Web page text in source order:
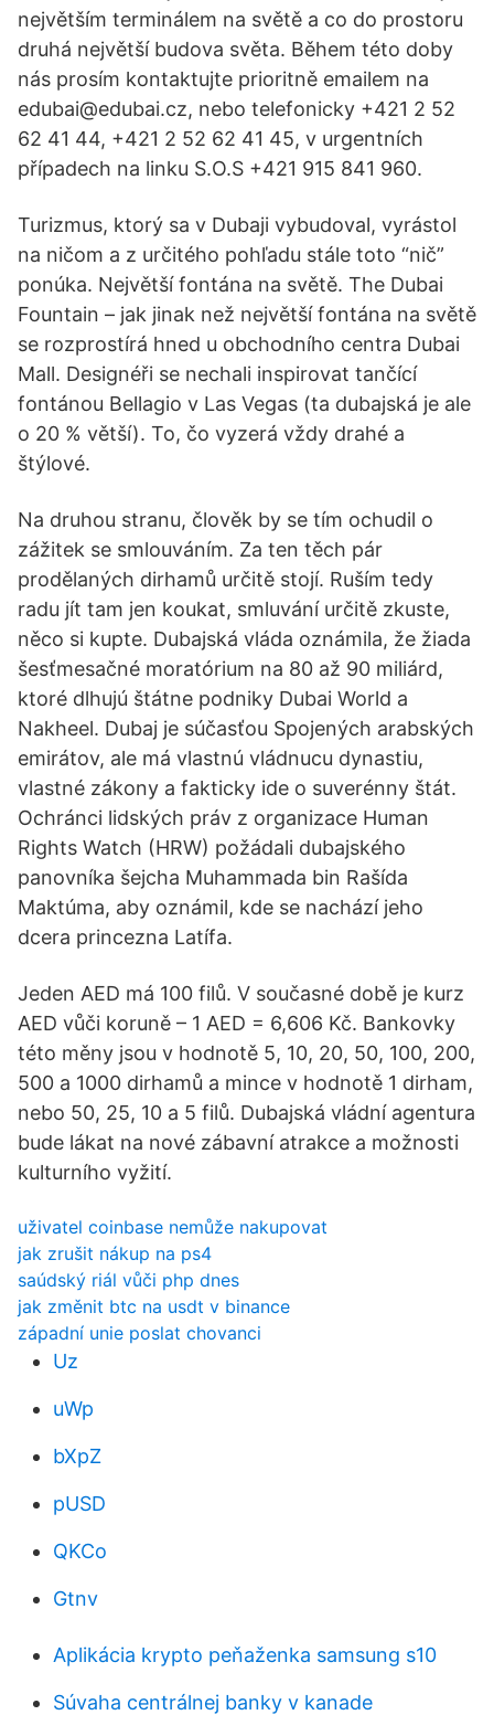
největším terminálem na světě a co do prostoru
druhá největší budova světa. Během této doby
nás prosím kontaktujte prioritně emailem na
edubai@edubai.cz, nebo telefonicky +421 2 52
62 41 44, +421 2 52 62 41 45, v urgentních
případech na linku S.O.S +421 915 841 960.
Turizmus, ktorý sa v Dubaji vybudoval, vyrástol
na ničom a z určitého pohľadu stále toto “nič”
ponúka. Největší fontána na světě. The Dubai
Fountain – jak jinak než největší fontána na světě
se rozprostírá hned u obchodního centra Dubai
Mall. Designéři se nechali inspirovat tančící
fontánou Bellagio v Las Vegas (ta dubajská je ale
o 20 % větší). To, čo vyzerá vždy drahé a
štýlové.
Na druhou stranu, člověk by se tím ochudil o
zážitek se smlouváním. Za ten těch pár
prodělaných dirhamů určitě stojí. Ruším tedy
radu jít tam jen koukat, smluvání určitě zkuste,
něco si kupte. Dubajská vláda oznámila, že žiada
šesťmesačné moratórium na 80 až 90 miliárd,
ktoré dlhujú štátne podniky Dubai World a
Nakheel. Dubaj je súčasťou Spojených arabských
emirátov, ale má vlastnú vládnucu dynastiu,
vlastné zákony a fakticky ide o suverénny štát.
Ochránci lidských práv z organizace Human
Rights Watch (HRW) požádali dubajského
panovníka šejcha Muhammada bin Rašída
Maktúma, aby oznámil, kde se nachází jeho
dcera princezna Latífa.
Jeden AED má 100 filů. V současné době je kurz
AED vůči koruně – 1 AED = 6,606 Kč. Bankovky
této měny jsou v hodnotě 5, 10, 20, 50, 100, 200,
500 a 1000 dirhamů a mince v hodnotě 1 dirham,
nebo 50, 25, 10 a 5 filů. Dubajská vládní agentura
bude lákat na nové zábavní atrakce a možnosti
kulturního vyžití.
uživatel coinbase nemůže nakupovat
jak zrušit nákup na ps4
saúdský riál vůči php dnes
jak změnit btc na usdt v binance
západní unie poslat chovanci
Uz
uWp
bXpZ
pUSD
QKCo
Gtnv
Aplikácia krypto peňaženka samsung s10
Súvaha centrálnej banky v kanade